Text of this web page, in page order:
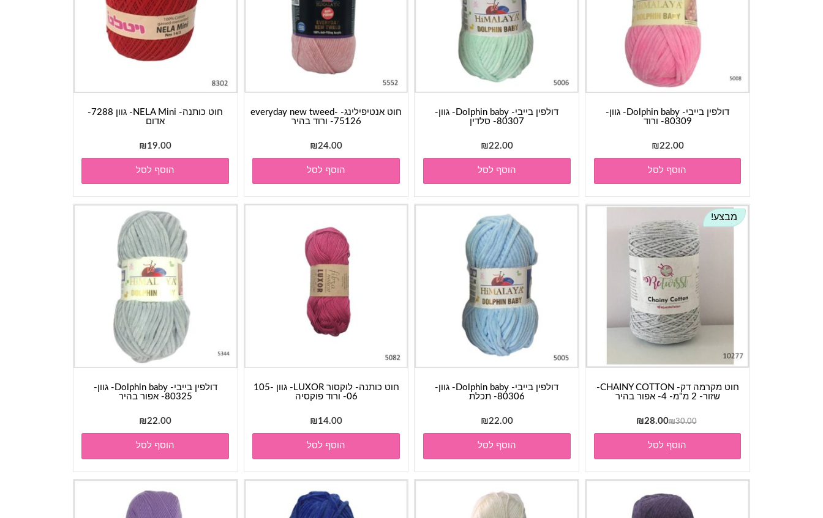
חוט כותנה- NELA Mini- גוון 7288-
אדום
₪19.00
הוסף לסל
חוט אנטיפילינג- everyday new tweed-
75126- ורוד בהיר
₪24.00
הוסף לסל
דולפין בייבי- Dolphin baby- גוון-
80307- סלדין
₪22.00
הוסף לסל
דולפין בייבי- Dolphin baby- גוון-
80309- ורוד
₪22.00
הוסף לסל
דולפין בייבי- Dolphin baby- גוון-
80325- אפור בהיר
₪22.00
הוסף לסל
חוט כותנה- לוקסור LUXOR- גוון 105-
06- ורוד פוקסיה
₪14.00
הוסף לסל
דולפין בייבי- Dolphin baby- גוון-
80306- תכלת
₪22.00
הוסף לסל
מבצע!
חוט מקרמה דק- CHAINY COTTON-
שזור- 2 מ"מ- 4- אפור בהיר
₪30.00
המחיר
המקורי
היה:
₪30.00.
₪28.00
הנוכחי
₪28.00.
הוסף לסל